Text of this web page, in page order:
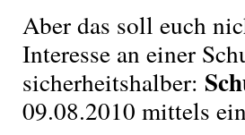
Aber das soll euch
Interesse an einer
sicherheitshalber:
09.08.2010 mittels